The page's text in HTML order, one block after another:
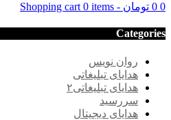
Shopping cart 0 items - 0 تومان 0
Categories
روان نویس
هدایای تبلیغاتی
هدایای تبلیغاتی۲
سررسید
هدایای دیجیتال